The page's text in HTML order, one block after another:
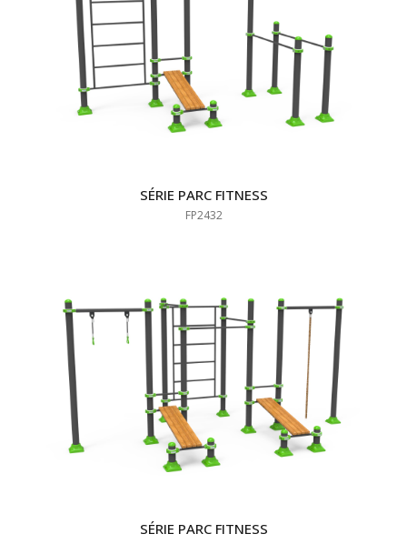
SÉRIE PARC FITNESS
FP2432
SÉRIE PARC FITNESS